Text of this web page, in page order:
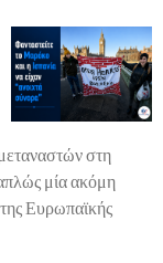
στη
μία ακόμη
Ευρωπαϊκής